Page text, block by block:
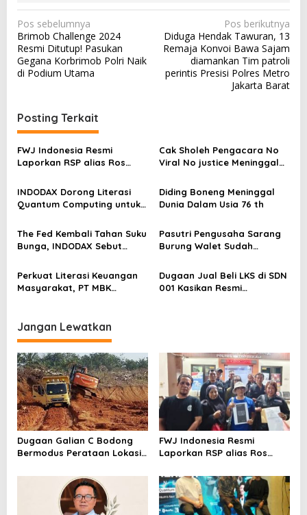
N
a
v
i
a
s
i
o
s
Pos sebelumnya
Brimob Challenge 2024
Resmi Ditutup! Pasukan
Gegana Korbrimob Polri Naik
di Podium Utama
Pos berikutnya
Diduga Hendak Tawuran, 13
Remaja Konvoi Bawa Sajam
diamankan Tim patroli
perintis Presisi Polres Metro
Jakarta Barat
Posting Terkait
FWJ Indonesia Resmi
Laporkan RSP alias Ros
Cak Sholeh Pengacara No
Viral No justice Meninggal
INDODAX Dorong Literasi
Quantum Computing untuk
Blockchain
Diding Boneng Meninggal
Dunia Dalam Usia 76 th
The Fed Kembali Tahan Suku
Bunga, INDODAX Sebut
Sentimen Pasar
Pasutri Pengusaha Sarang
Burung Walet Sudah
Pelapor Desak Polda Jambi
Segera Lakukan Penahanan
Perkuat Literasi Keuangan
Masyarakat, PT MBK
Dugaan Jual Beli LKS di SDN
001 Kasikan Resmi
Jangan Lewatkan
Dugaan Galian C Bodong
Bermodus Perataan Lokasi
Riau Akan Tinjauan Lokasi
FWJ Indonesia Resmi
Laporkan RSP alias Ros